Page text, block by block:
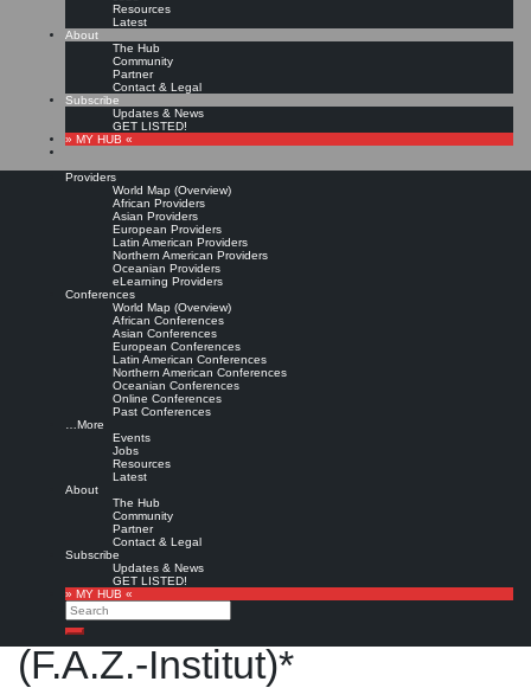
Resources
Latest
About
The Hub
Community
Partner
Contact & Legal
Subscribe
Updates & News
GET LISTED!
» MY HUB «
Providers
World Map (Overview)
African Providers
Asian Providers
European Providers
Latin American Providers
Northern American Providers
Oceanian Providers
eLearning Providers
Conferences
World Map (Overview)
African Conferences
Asian Conferences
European Conferences
Latin American Conferences
Northern American Conferences
Oceanian Conferences
Online Conferences
Past Conferences
…More
Events
Jobs
Resources
Latest
About
The Hub
Community
Partner
Contact & Legal
Subscribe
Updates & News
GET LISTED!
» MY HUB «
Search
Search
Call for Participation: Peace!
Posted: February 28, 2022
“Peace does not mean an absence of conflicts; differences will always be there. Peace means
solving these differences through peaceful means; through dialogue, education, knowledge; and
through humane ways.” – Dalai Lama XIV
F.A.Z.-Institut für
Management-, Markt- und
Medieninformationen
(F.A.Z.-Institut)*